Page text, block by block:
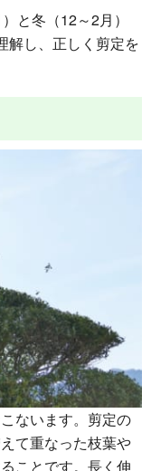
と冬（12～2月）
解し、正しく剪定を
ないます。剪定の
て重なった枝葉や
ことです。長く伸